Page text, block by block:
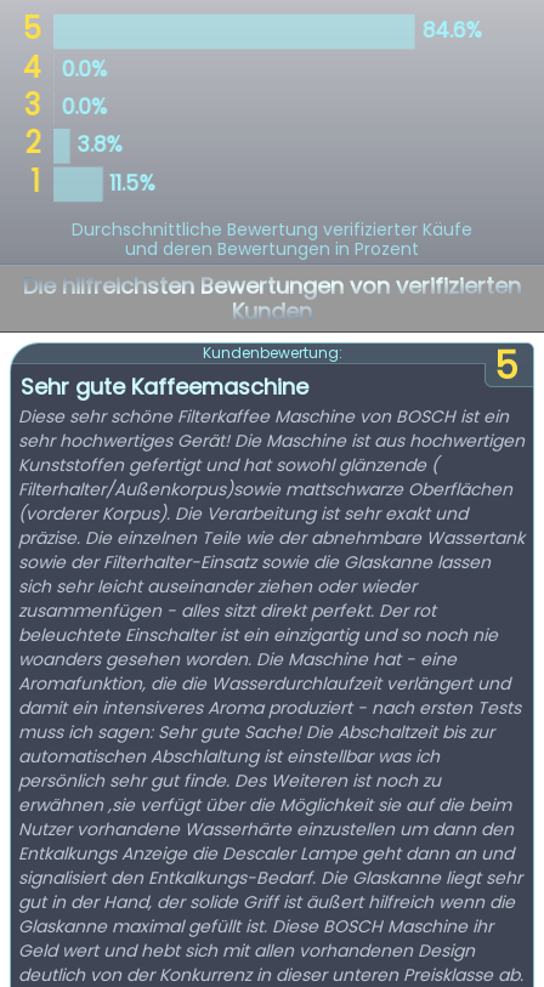
Durchschnittliche Bewertung verifizierter Käufe
und deren Bewertungen in Prozent
Die hilfreichsten Bewertungen von verifizierten
Kunden
5
Kundenbewertung:
Sehr gute Kaffeemaschine
Diese sehr schöne Filterkaffee Maschine von BOSCH ist ein
sehr hochwertiges Gerät! Die Maschine ist aus hochwertigen
Kunststoffen gefertigt und hat sowohl glänzende (
Filterhalter/Außenkorpus)sowie mattschwarze Oberflächen
(vorderer Korpus). Die Verarbeitung ist sehr exakt und
präzise. Die einzelnen Teile wie der abnehmbare Wassertank
sowie der Filterhalter-Einsatz sowie die Glaskanne lassen
sich sehr leicht auseinander ziehen oder wieder
zusammenfügen - alles sitzt direkt perfekt. Der rot
beleuchtete Einschalter ist ein einzigartig und so noch nie
woanders gesehen worden. Die Maschine hat - eine
Aromafunktion, die die Wasserdurchlaufzeit verlängert und
damit ein intensiveres Aroma produziert - nach ersten Tests
muss ich sagen: Sehr gute Sache! Die Abschaltzeit bis zur
automatischen Abschlaltung ist einstellbar was ich
persönlich sehr gut finde. Des Weiteren ist noch zu
erwähnen ,sie verfügt über die Möglichkeit sie auf die beim
Nutzer vorhandene Wasserhärte einzustellen um dann den
Entkalkungs Anzeige die Descaler Lampe geht dann an und
signalisiert den Entkalkungs-Bedarf. Die Glaskanne liegt sehr
gut in der Hand, der solide Griff ist äußert hilfreich wenn die
Glaskanne maximal gefüllt ist. Diese BOSCH Maschine ihr
Geld wert und hebt sich mit allen vorhandenen Design
deutlich von der Konkurrenz in dieser unteren Preisklasse ab.